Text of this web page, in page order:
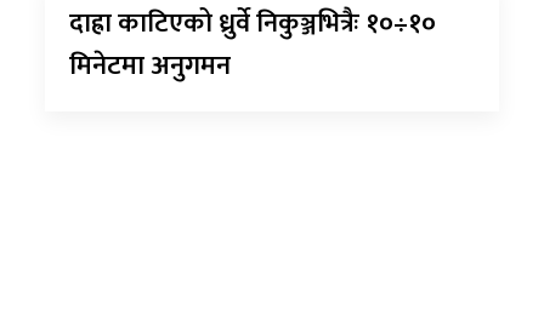
दाह्रा काटिएको ध्रुर्वे निकुञ्जभित्रैः १०÷१०
मिनेटमा अनुगमन